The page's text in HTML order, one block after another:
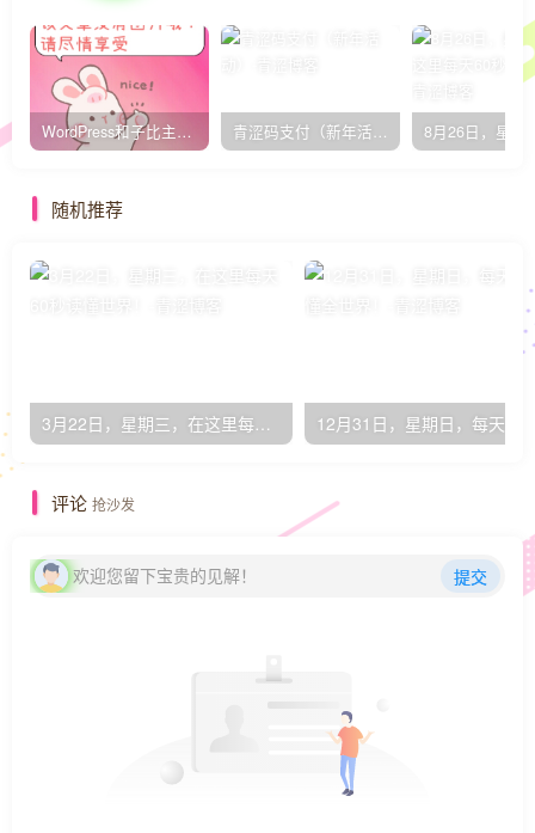
WordPress和子比主题模板&网站美化方法教程-已更新到:23-01-8 青涩码支付（新年活动）
随机推荐
评论 抢沙发
欢迎您留下宝贵的见解！ 提交